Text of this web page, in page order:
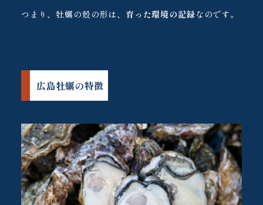
つまり、牡蠣の殻の形は、 育った環境の記録なのです。
広島牡蠣の特徴